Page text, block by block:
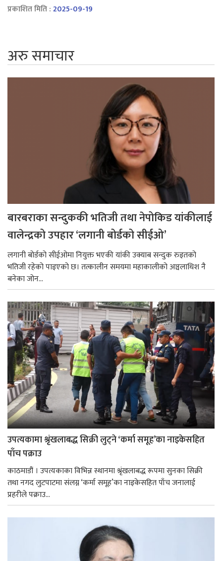
प्रकाशित मिति :2025-09-19
अरु समाचार
बारबराका सन्दुककी भतिजी तथा नेपोकिड यांकीलाई
वालेन्द्रको उपहार ‘लगानी बोर्डको सीईओ’
लगानी बोर्डको सीईओमा नियुक्त भएकी यांकी उक्याब सन्दुक रुइतको
भतिजी रहेको पाइएको छ। तत्कालीन समयमा महाकालीको अञ्चलाधिश नै
बनेका जोन...
उपत्यकामा श्रृंखलाबद्ध सिक्री लुट्ने ‘कर्मा समूह’का नाइकेसहित
पाँच पक्राउ
काठमाडौं । उपत्यकाका विभिन्न स्थानमा श्रृंखलाबद्ध रूपमा सुनका सिक्री
तथा नगद लुटपाटमा संलग्न ‘कर्मा समूह’का नाइकेसहित पाँच जनालाई
प्रहरीले पक्राउ...